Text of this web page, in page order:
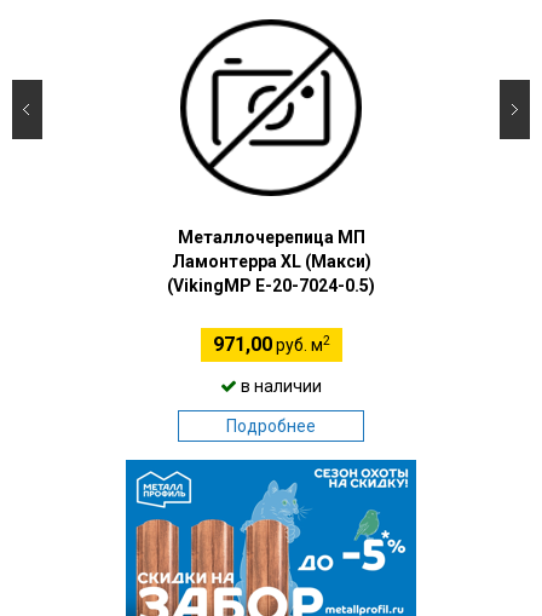
Металлочерепица МП
Ламонтерра XL (Макси)
(VikingMP E-20-7024-0.5)
971,00руб. м2
в наличии
Подробнее